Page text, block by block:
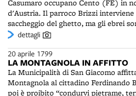
transitando da porta San Felice. Il
prigionia e infine la morte in Francia.
comandante della Guardia
dell'Esecutivo e dal Commissario di
Casumaro occupano Cento (FE) in
d'Austria. Il parroco Brizzi interviene per impedire il
saccheggio del ghetto, ma gli ebrei
costretti a versare una grossa somma
Bologna, al comando dell'Aiutante
cittadina, dopo aver sconfitto gli insorti nei pressi del
Reno, assalito i terrapieni e aperto a forza le porte. Nei
giorni successivi i ribelli tenteranno
dettagli
20 aprile 1799
LA MONTAGNOLA IN AFFITTO
La Municipalità di San Giacomo
Montagnola al cittadino Ferdinando
poi è proibito “condurvi pietrame,